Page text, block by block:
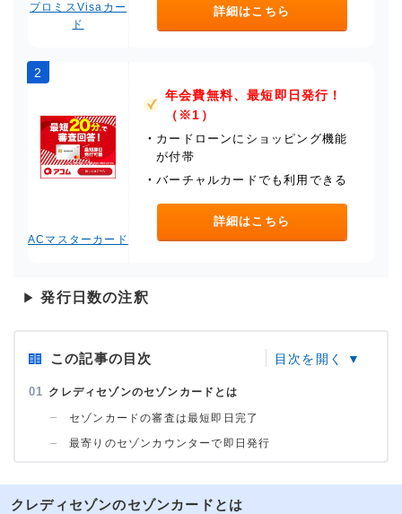
プロミスVisaカー
ド
詳細はこちら
2
ACマスターカード
年会費無料、最短即日発行！
（※1）
・ カードローンにショッピング機能
が付帯
・バーチャルカードでも利用できる
詳細はこちら
▶ 発行日数の注釈
この記事の目次
クレディセゾンのセゾンカードとは
セゾンカードの審査は最短即日完了
最寄りのセゾンカウンターで即日発行
クレディセゾンのセゾンカードとは